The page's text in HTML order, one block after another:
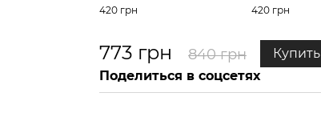
420 грн
420 грн
773 грн 840 грн Купить
Поделиться в соцсетях